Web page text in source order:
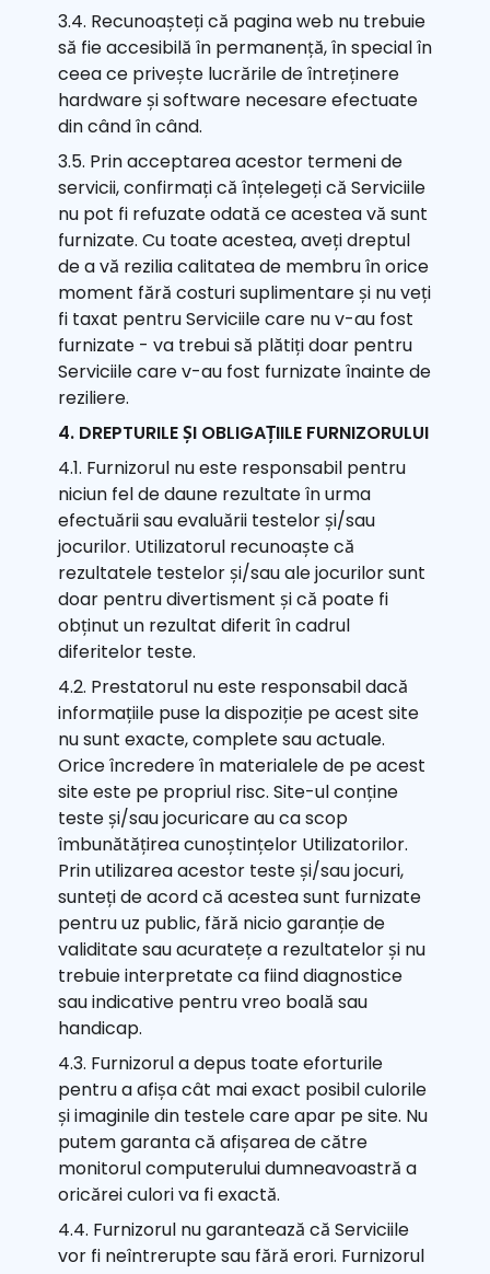
3.4. Recunoașteți că pagina web nu trebuie
să fie accesibilă în permanență, în special în
ceea ce privește lucrările de întreținere
hardware și software necesare efectuate
din când în când.
3.5. Prin acceptarea acestor termeni de
servicii, confirmați că înțelegeți că Serviciile
nu pot fi refuzate odată ce acestea vă sunt
furnizate. Cu toate acestea, aveți dreptul
de a vă rezilia calitatea de membru în orice
moment fără costuri suplimentare și nu veți
fi taxat pentru Serviciile care nu v-au fost
furnizate - va trebui să plătiți doar pentru
Serviciile care v-au fost furnizate înainte de
reziliere.
4. DREPTURILE ȘI OBLIGAȚIILE FURNIZORULUI
4.1. Furnizorul nu este responsabil pentru
niciun fel de daune rezultate în urma
efectuării sau evaluării testelor și/sau
jocurilor. Utilizatorul recunoaște că
rezultatele testelor și/sau ale jocurilor sunt
doar pentru divertisment și că poate fi
obținut un rezultat diferit în cadrul
diferitelor teste.
4.2. Prestatorul nu este responsabil dacă
informațiile puse la dispoziție pe acest site
nu sunt exacte, complete sau actuale.
Orice încredere în materialele de pe acest
site este pe propriul risc. Site-ul conține
teste și/sau jocuricare au ca scop
îmbunătățirea cunoștințelor Utilizatorilor.
Prin utilizarea acestor teste și/sau jocuri,
sunteți de acord că acestea sunt furnizate
pentru uz public, fără nicio garanție de
validitate sau acuratețe a rezultatelor și nu
trebuie interpretate ca fiind diagnostice
sau indicative pentru vreo boală sau
handicap.
4.3. Furnizorul a depus toate eforturile
pentru a afișa cât mai exact posibil culorile
și imaginile din testele care apar pe site. Nu
putem garanta că afișarea de către
monitorul computerului dumneavoastră a
oricărei culori va fi exactă.
4.4. Furnizorul nu garantează că Serviciile
vor fi neîntrerupte sau fără erori. Furnizorul